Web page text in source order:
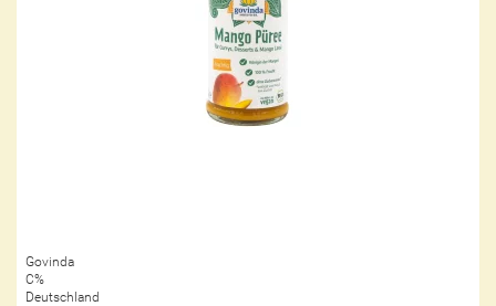
Govinda
C%
Deutschland